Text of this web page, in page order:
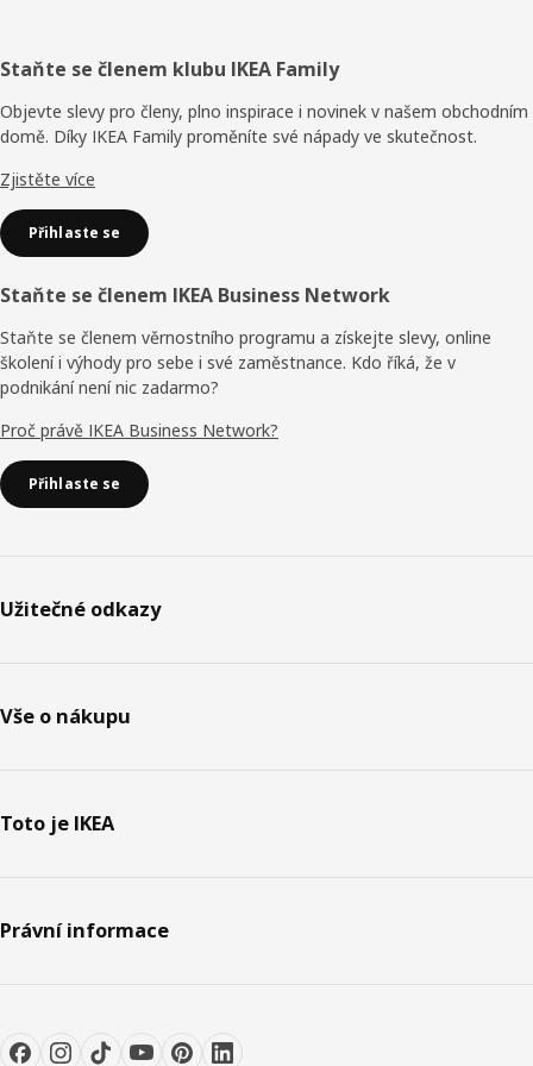
Zápatí
Staňte se členem klubu IKEA Family
Objevte slevy pro členy, plno inspirace i novinek v našem obchodním
domě. Díky IKEA Family proměníte své nápady ve skutečnost.
Zjistěte více
Přihlaste se
Staňte se členem IKEA Business Network
Staňte se členem věrnostního programu a získejte slevy, online
školení i výhody pro sebe i své zaměstnance. Kdo říká, že v
podnikání není nic zadarmo?
Proč právě IKEA Business Network?
Přihlaste se
Užitečné odkazy
Vše o nákupu
Toto je IKEA
Právní informace